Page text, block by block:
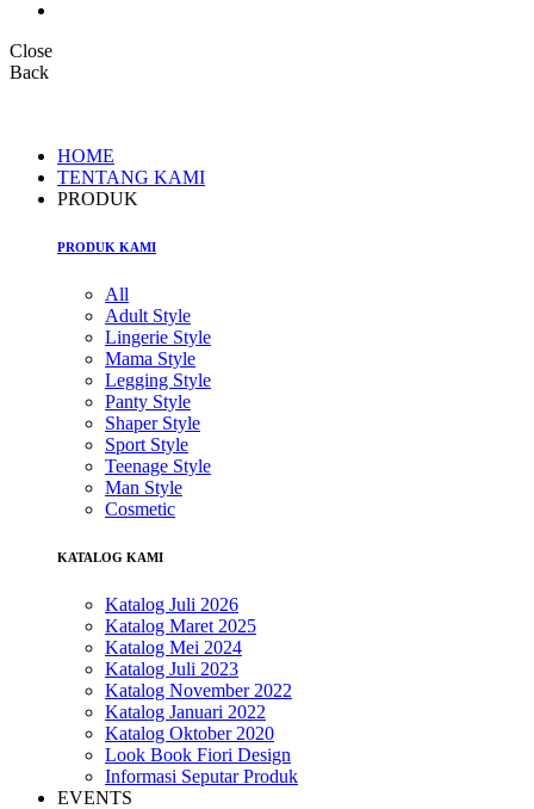
Close
Back
HOME
TENTANG KAMI
PRODUK
PRODUK KAMI
All
Adult Style
Lingerie Style
Mama Style
Legging Style
Panty Style
Shaper Style
Sport Style
Teenage Style
Man Style
Cosmetic
KATALOG KAMI
Katalog Juli 2026
Katalog Maret 2025
Katalog Mei 2024
Katalog Juli 2023
Katalog November 2022
Katalog Januari 2022
Katalog Oktober 2020
Look Book Fiori Design
Informasi Seputar Produk
EVENTS